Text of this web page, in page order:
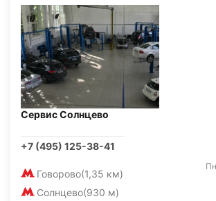
Сервис Солнцево
+7 (495) 125-38-41
Говорово(1,35 км)
Солнцево(930 м)